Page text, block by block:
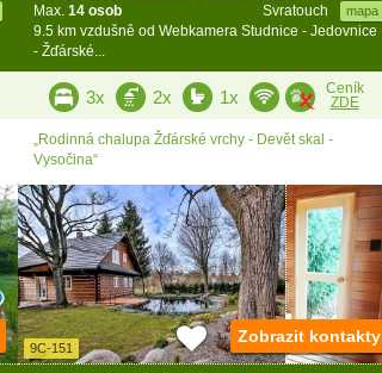
Svratouch mapa
Max. 14 osob
9.5 km vzdušně od Webkamera Studnice - Jedovnice
- Žďárské...
3x 2x 1x
Ceník
ZDE
„Rodinná chalupa Žďárské vrchy - Devět skal -
Vysočina“
9C-151
Zobrazit kontakty